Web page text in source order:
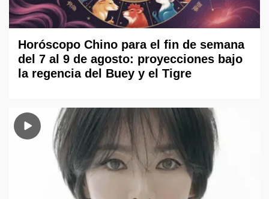
Horóscopo Chino para el fin de semana
del 7 al 9 de agosto: proyecciones bajo
la regencia del Buey y el Tigre